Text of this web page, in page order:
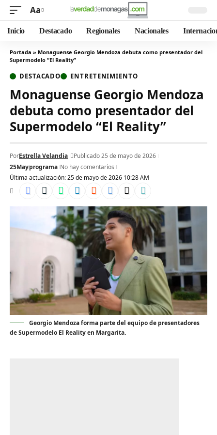
Aa
Inicio Destacado Regionales Nacionales
Portada » Monaguense Georgio Mendoza debuta como presentador del
Supermodelo “El Reality”
DESTACADO ENTRETENIMIENTO
Monaguense Georgio Mendoza
debuta como presentador del
Supermodelo “El Reality”
Última actualización: 25 de mayo de 2026 10:28 AM
PorEstrella Velandia
Publicado 25 de mayo de 2026
25Mayprograma No hay comentarios
Georgio Mendoza forma parte del equipo de presentadores
de Supermodelo El Reality en Margarita.